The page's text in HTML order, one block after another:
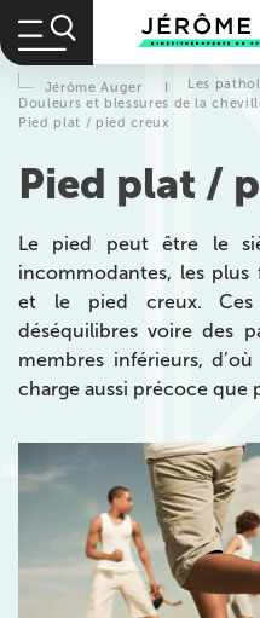
Jérôme Auger I Les
Douleurs et blessures de la
Pied plat / pied creux
Pied plat /
Le pied peut être le
incommodantes, les
et le pied creux. Ces
déséquilibres voire des
membres inférieurs,
charge aussi précoce que